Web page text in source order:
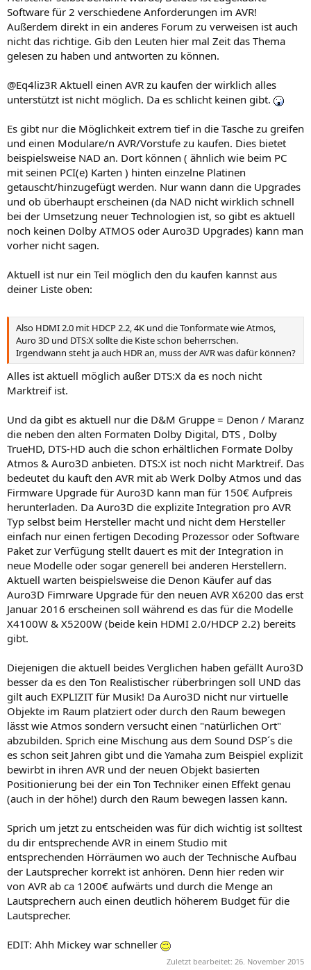
Software für 2 verschiedene Anforderungen im AVR!
Außerdem direkt in ein anderes Forum zu verweisen ist auch
nicht das richtige. Gib den Leuten hier mal Zeit das Thema
gelesen zu haben und antworten zu können.
@Eq4liz3R Aktuell einen AVR zu kaufen der wirklich alles
unterstützt ist nicht möglich. Da es schlicht keinen gibt.
Es gibt nur die Möglichkeit extrem tief in die Tasche zu greifen
und einen Modulare/n AVR/Vorstufe zu kaufen. Dies bietet
beispielsweise NAD an. Dort können ( ähnlich wie beim PC
mit seinen PCI(e) Karten ) hinten einzelne Platinen
getauscht/hinzugefügt werden. Nur wann dann die Upgrades
und ob überhaupt erscheinen (da NAD nicht wirklich schnell
bei der Umsetzung neuer Technologien ist, so gibt es aktuell
noch keinen Dolby ATMOS oder Auro3D Upgrades) kann man
vorher nicht sagen.
Aktuell ist nur ein Teil möglich den du kaufen kannst aus
deiner Liste oben:
Also HDMI 2.0 mit HDCP 2.2, 4K und die Tonformate wie Atmos,
Auro 3D und DTS:X sollte die Kiste schon beherrschen.
Irgendwann steht ja auch HDR an, muss der AVR was dafür können?
Alles ist aktuell möglich außer DTS:X da es noch nicht
Marktreif ist.
Und da gibt es aktuell nur die D&M Gruppe = Denon / Maranz
die neben den alten Formaten Dolby Digital, DTS , Dolby
TrueHD, DTS-HD auch die schon erhältlichen Formate Dolby
Atmos & Auro3D anbieten. DTS:X ist noch nicht Marktreif. Das
bedeutet du kauft den AVR mit ab Werk Dolby Atmos und das
Firmware Upgrade für Auro3D kann man für 150€ Aufpreis
herunterladen. Da Auro3D die explizite Integration pro AVR
Typ selbst beim Hersteller macht und nicht dem Hersteller
einfach nur einen fertigen Decoding Prozessor oder Software
Paket zur Verfügung stellt dauert es mit der Integration in
neue Modelle oder sogar generell bei anderen Herstellern.
Aktuell warten beispielsweise die Denon Käufer auf das
Auro3D Fimrware Upgrade für den neuen AVR X6200 das erst
Januar 2016 erscheinen soll während es das für die Modelle
X4100W & X5200W (beide kein HDMI 2.0/HDCP 2.2) bereits
gibt.
Diejenigen die aktuell beides Verglichen haben gefällt Auro3D
besser da es den Ton Realistischer rüberbringen soll UND das
gilt auch EXPLIZIT für Musik! Da Auro3D nicht nur virtuelle
Objekte im Raum platziert oder durch den Raum bewegen
lässt wie Atmos sondern versucht einen "natürlichen Ort"
abzubilden. Sprich eine Mischung aus dem Sound DSP´s die
es schon seit Jahren gibt und die Yamaha zum Beispiel explizit
bewirbt in ihren AVR und der neuen Objekt basierten
Positionierung bei der ein Ton Techniker einen Effekt genau
(auch in der höhe!) durch den Raum bewegen lassen kann.
Sprich um jetzt zu entscheiden was für dich wichtig ist solltest
du dir entsprechende AVR in einem Studio mit
entsprechenden Hörräumen wo auch der Technische Aufbau
der Lautsprecher korrekt ist anhören. Denn hier reden wir
von AVR ab ca 1200€ aufwärts und durch die Menge an
Lautsprechern auch einen deutlich höherem Budget für die
Lautsprecher.
EDIT: Ahh Mickey war schneller
Zuletzt bearbeitet: 26. November 2015